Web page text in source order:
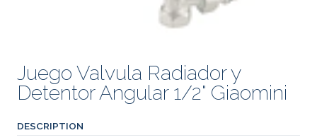
Juego Valvula Radiador y
Detentor Angular 1/2" Giaomini
DESCRIPTION